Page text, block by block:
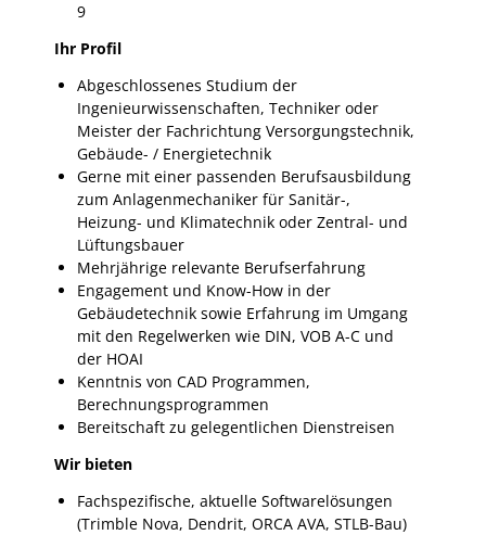
9
Ihr Profil
Abgeschlossenes Studium der
Ingenieurwissenschaften, Techniker oder
Meister der Fachrichtung Versorgungstechnik,
Gebäude- / Energietechnik
Gerne mit einer passenden Berufsausbildung
zum Anlagenmechaniker für Sanitär-,
Heizung- und Klimatechnik oder Zentral- und
Lüftungsbauer
Mehrjährige relevante Berufserfahrung
Engagement und Know-How in der
Gebäudetechnik sowie Erfahrung im Umgang
mit den Regelwerken wie DIN, VOB A-C und
der HOAI
Kenntnis von CAD Programmen,
Berechnungsprogrammen
Bereitschaft zu gelegentlichen Dienstreisen
Wir bieten
Fachspezifische, aktuelle Softwarelösungen
(Trimble Nova, Dendrit, ORCA AVA, STLB-Bau)